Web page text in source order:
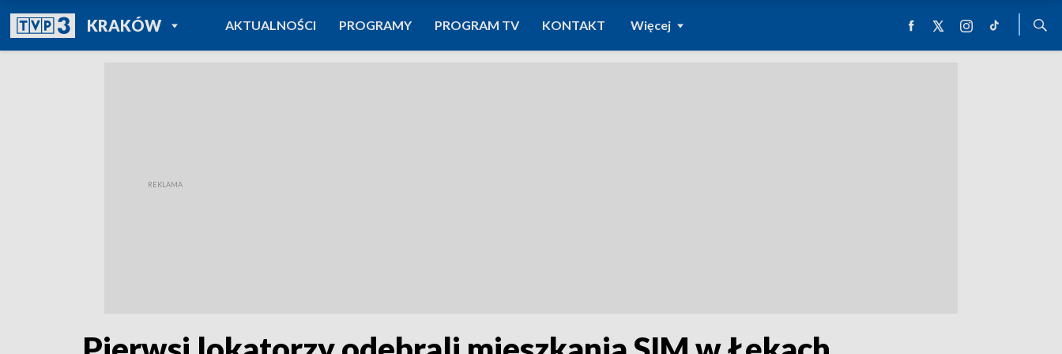
KRAKÓWPOWRÓT DO
TVP REGIONY
AKTUALNOŚCI PROGRAMY PROGRAM TV KONTAKT Więcej